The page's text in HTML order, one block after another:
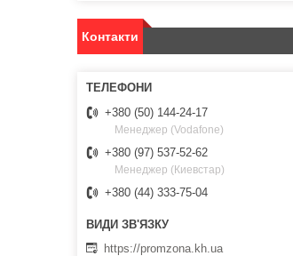
Контакти
+380 (50) 144-24-17
Менеджер (Vodafone)
+380 (97) 537-52-62
Менеджер (Киевстар)
+380 (44) 333-75-04
https://promzona.kh.ua